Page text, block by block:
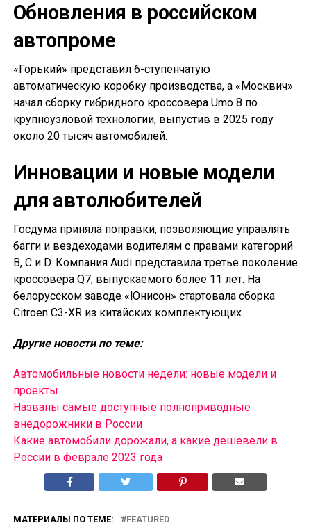
Обновления в российском
автопроме
«Горький» представил 6-ступенчатую
автоматическую коробку производства, а «Москвич»
начал сборку гибридного кроссовера Umo 8 по
крупноузловой технологии, выпустив в 2025 году
около 20 тысяч автомобилей.
Инновации и новые модели
для автолюбителей
Госдума приняла поправки, позволяющие управлять
багги и вездеходами водителям с правами категорий
B, C и D. Компания Audi представила третье поколение
кроссовера Q7, выпускаемого более 11 лет. На
белорусском заводе «Юнисон» стартовала сборка
Citroen C3-XR из китайских комплектующих.
Другие новости по теме:
Автомобильные новости недели: новые модели и
проекты
Названы самые доступные полноприводные
внедорожники в России
Какие автомобили дорожали, а какие дешевели в
России в феврале 2023 года
МАТЕРИАЛЫ ПО ТЕМЕ: FEATURED